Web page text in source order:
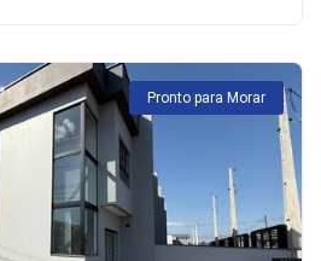
Pronto para Morar